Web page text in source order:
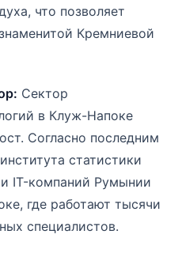
что позволяет
Кремниевой
Сектор
в Клуж-Напоке
Согласно последним
статистики
IT-компаний Румынии
где работают тысячи
специалистов.